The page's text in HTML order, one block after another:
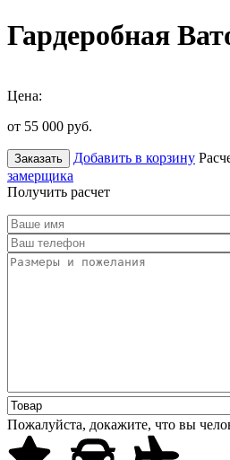
Гардеробная
Цена:
от 55 000 руб.
Заказать Добавить в корзину
замерщика
Получить расчет
Пожалуйста, докажите, что вы